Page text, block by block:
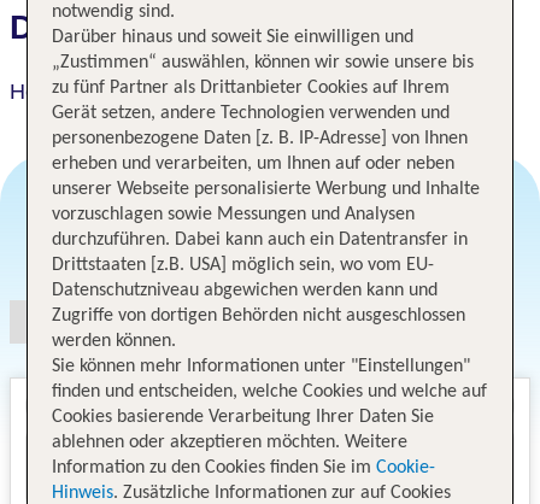
Das erwartet Sie
Holiday Inn Express & Suites Potsdam
Angebotsauswahl
notwendig sind.
Darüber hinaus und soweit Sie einwilligen und
„Zustimmen“ auswählen, können wir sowie unsere bis
zu fünf Partner als Drittanbieter Cookies auf Ihrem
Gerät setzen, andere Technologien verwenden und
personenbezogene Daten [z. B. IP-Adresse] von Ihnen
erheben und verarbeiten, um Ihnen auf oder neben
unserer Webseite personalisierte Werbung und Inhalte
vorzuschlagen sowie Messungen und Analysen
durchzuführen. Dabei kann auch ein Datentransfer in
Drittstaaten [z.B. USA] möglich sein, wo vom EU-
Datenschutzniveau abgewichen werden kann und
Zugriffe von dortigen Behörden nicht ausgeschlossen
werden können.
Sie können mehr Informationen unter "Einstellungen"
finden und entscheiden, welche Cookies und welche auf
Cookies basierende Verarbeitung Ihrer Daten Sie
ablehnen oder akzeptieren möchten. Weitere
Information zu den Cookies finden Sie im Cookie-
Hinweis. Zusätzliche Informationen zur auf Cookies